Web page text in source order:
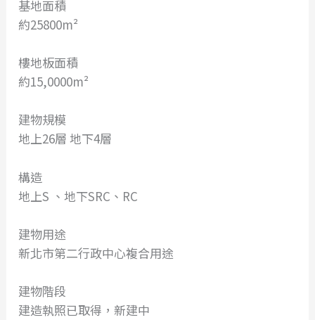
基地面積
約25800m²
樓地板面積
約15,0000m²
建物規模
地上26層 地下4層
構造
地上S 、地下SRC、RC
建物用途
新北市第二行政中心複合用途
建物階段
建造執照已取得，新建中